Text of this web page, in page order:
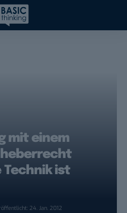
mit einem
Technik ist
24. Jan. 2012